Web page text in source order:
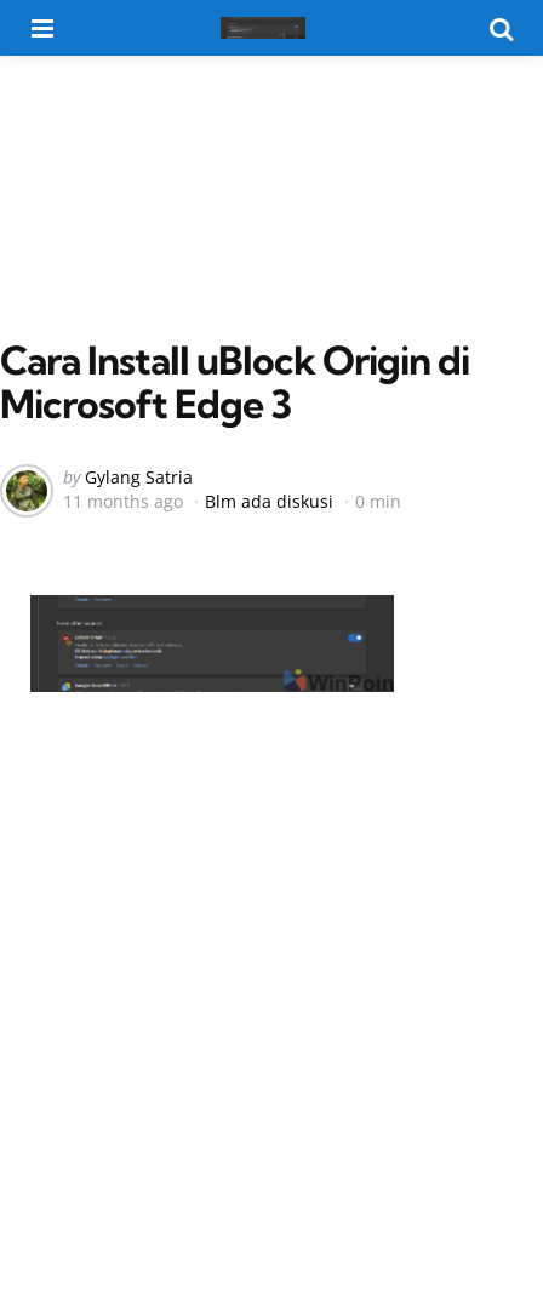
Cara Install uBlock Origin di
Microsoft Edge 3
Posted
by
by Gylang Satria
11 months ago
Blm ada diskusi 0 min